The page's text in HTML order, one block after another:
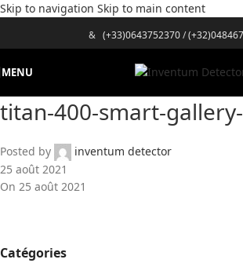
Skip to navigation Skip to main content
& (+33)0643752370/
MENU
titan-400-smart-
Posted by
inventum detector
25 août 2021
On 25 août 2021
Catégories